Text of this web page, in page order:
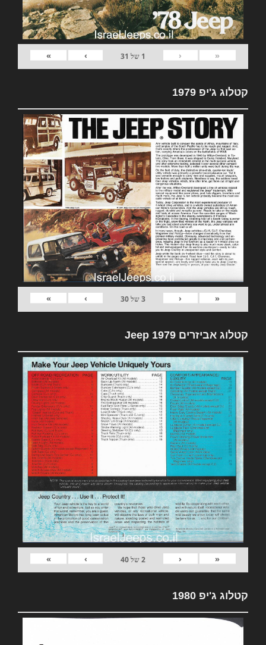
«
‹
1 של 31
›
»
קטלוג ג'יפ 1979
«
‹
3של30
›
»
קטלוג אביזרים 1979 Jeep
«
‹
2של40
›
»
קטלוג ג'יפ 1980